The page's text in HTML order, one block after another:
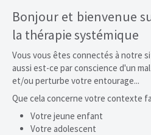
Bonjour et bienvenue
la thérapie systémique
Vous vous êtes connectés à notre
aussi est-ce par conscience d'un
et/ou perturbe votre entourage...
Que cela concerne votre contexte
Votre jeune enfant
Votre adolescent